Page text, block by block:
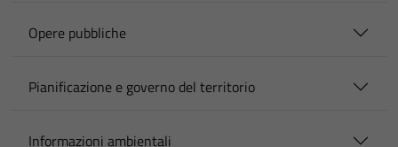
Opere pubbliche
Pianificazione e governo del territorio
Informazioni ambientali